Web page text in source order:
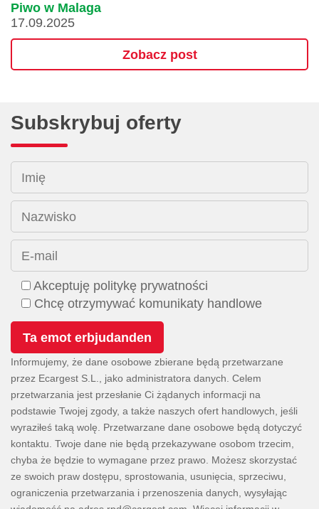
Piwo w Malaga
17.09.2025
Zobacz post
Subskrybuj oferty
Imię
Nazwisko
E-mail
Akceptuję politykę prywatności
Chcę otrzymywać komunikaty handlowe
Informujemy, że dane osobowe zbierane będą przetwarzane
przez Ecargest S.L., jako administratora danych. Celem
przetwarzania jest przesłanie Ci żądanych informacji na
podstawie Twojej zgody, a także naszych ofert handlowych, jeśli
wyraziłeś taką wolę. Przetwarzane dane osobowe będą dotyczyć
kontaktu. Twoje dane nie będą przekazywane osobom trzecim,
chyba że będzie to wymagane przez prawo. Możesz skorzystać
ze swoich praw dostępu, sprostowania, usunięcia, sprzeciwu,
ograniczenia przetwarzania i przenoszenia danych, wysyłając